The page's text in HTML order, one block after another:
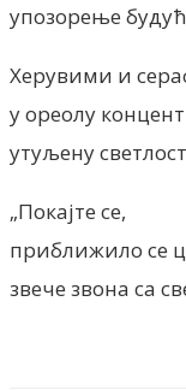
упозорење
Херувими и
у ореолу
утуљену
„Покајте се,
приближило се
звече звона са